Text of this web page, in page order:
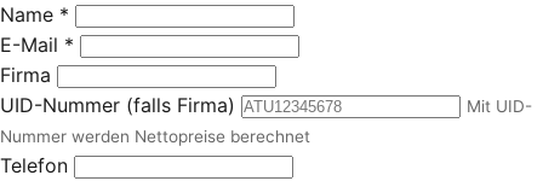
Name *
E-Mail *
Firma
UID-Nummer (falls Firma)
Mit UID-
Nummer werden Nettopreise berechnet
Telefon